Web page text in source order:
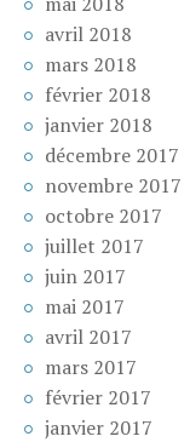
avril 2018
mars 2018
février 2018
janvier 2018
décembre 2017
novembre 2017
octobre 2017
juillet 2017
juin 2017
mai 2017
avril 2017
mars 2017
février 2017
janvier 2017